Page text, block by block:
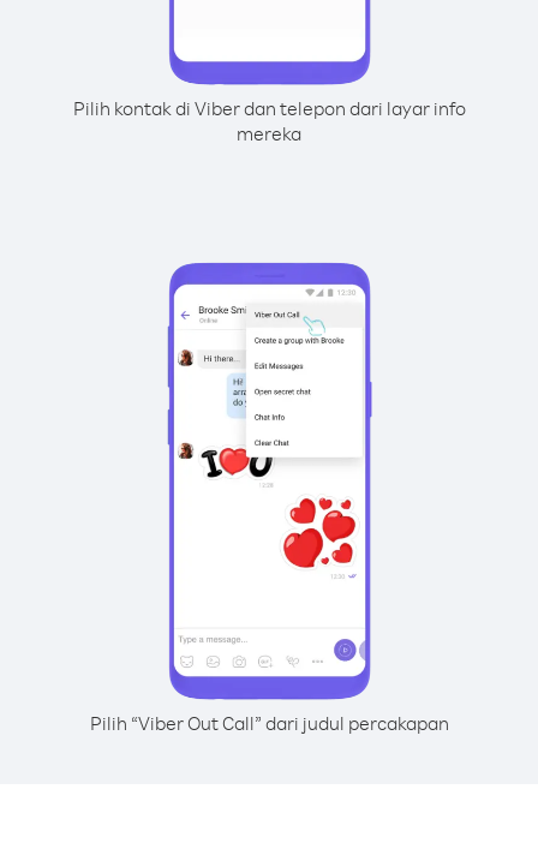
Pilih kontak di Viber dan telepon dari layar info
mereka
Pilih “Viber Out Call” dari judul percakapan